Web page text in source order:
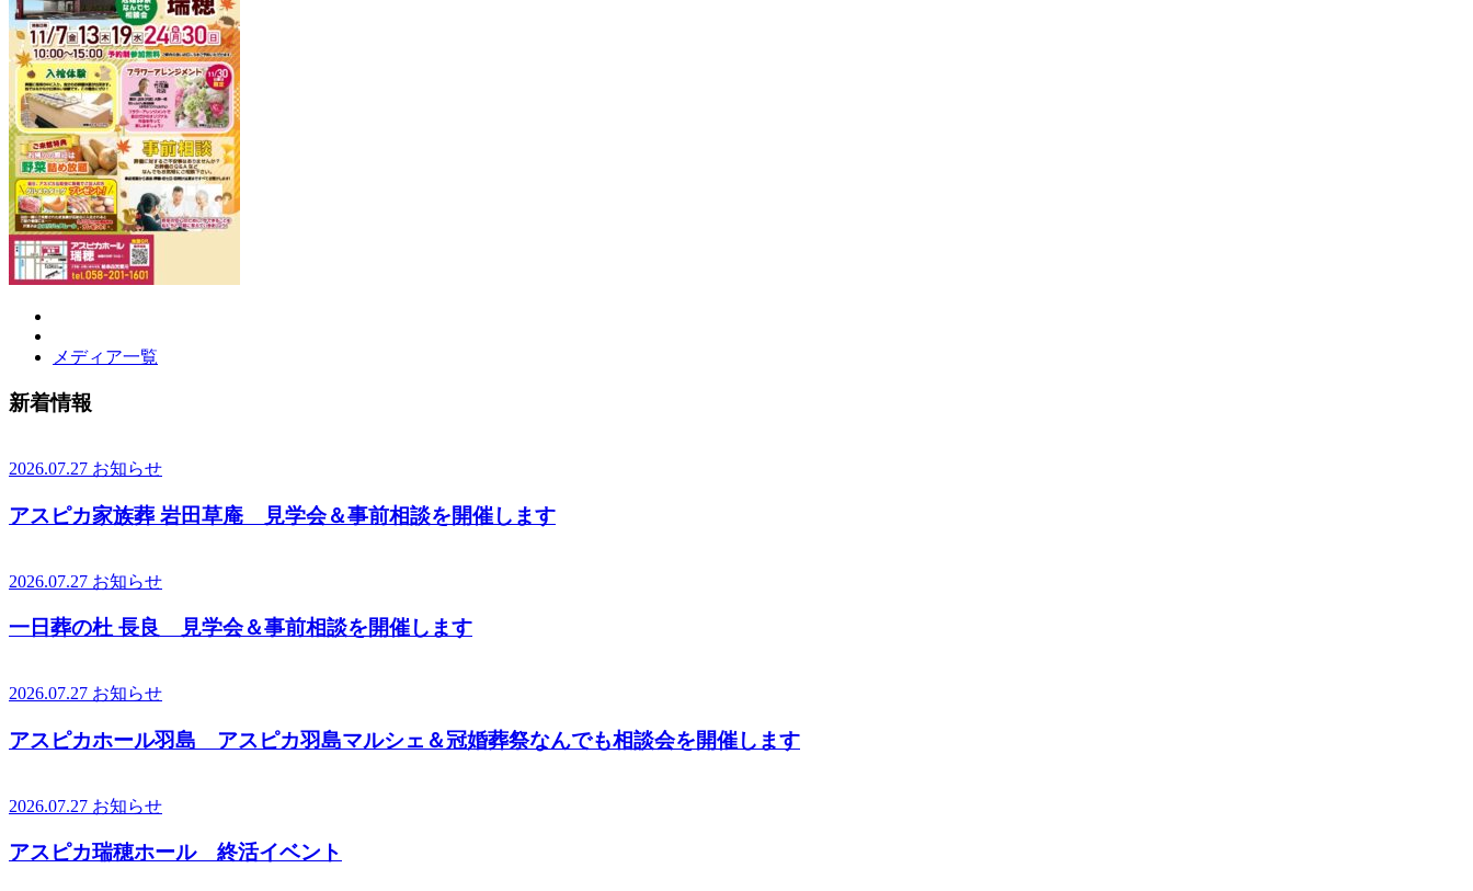
メディア一覧
新着情報
2026.07.27 お知らせ
アスピカ家族葬 岩田草庵 見学会＆事前相談を開催します
2026.07.27 お知らせ
一日葬の杜 長良 見学会＆事前相談を開催します
2026.07.27 お知らせ
アスピカホール羽島 アスピカ羽島マルシェ＆冠婚葬祭なんでも相談会を開催します
2026.07.27 お知らせ
アスピカ瑞穂ホール 終活イベント